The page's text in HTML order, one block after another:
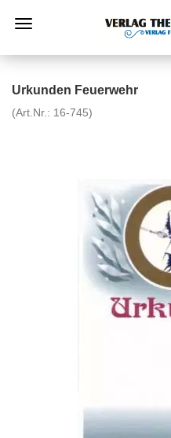
Urkunden Feuerwehr
(Art.Nr.: 16-745)